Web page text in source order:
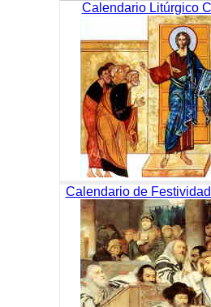
Calendario Litúrgico
Calendario de